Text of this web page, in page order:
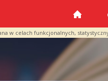
w celach funkcjonalnych,